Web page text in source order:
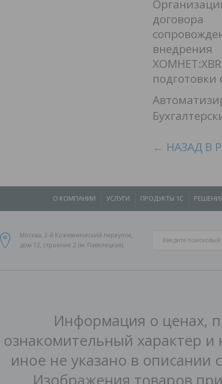
← НАЗАД В
О КОМПАНИИ УСЛУГИ ПРОДУКТЫ 1С
Москва, 2-й Кожевнический переулок,
дом 12, строение 2 (м. Павелецкая).
Информация о ценах,
ознакомительный характер
иное не указано в описании
Изображения товаров